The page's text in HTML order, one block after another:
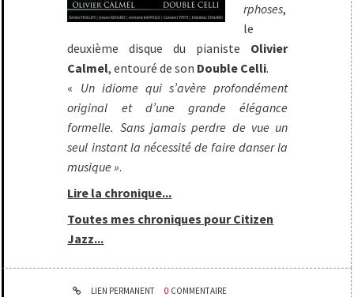
rphoses,
le
deuxième disque du pianiste Olivier
Calmel, entouré de son Double Celli.
« Un idiome qui s’avère profondément
original et d’une grande élégance
formelle. Sans jamais perdre de vue un
seul instant la nécessité de faire danser la
musique ».
Lire la chronique...
Toutes mes chroniques pour Citizen
Jazz...
LIEN PERMANENT 0 COMMENTAIRE